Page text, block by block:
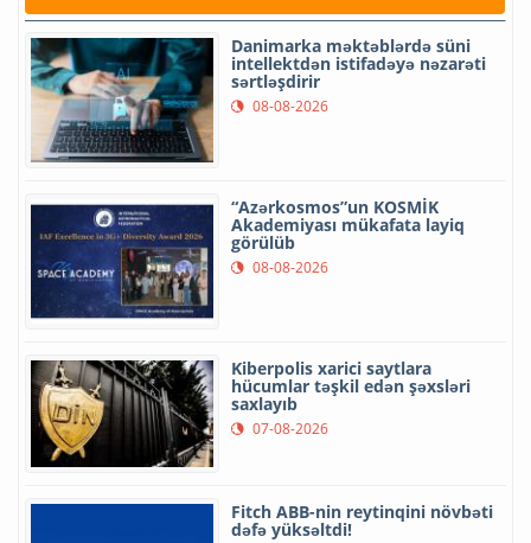
Danimarka məktəblərdə süni
intellektdən istifadəyə nəzarəti
sərtləşdirir
08-08-2026
“Azərkosmos”un KOSMİK
Akademiyası mükafata layiq
görülüb
08-08-2026
Kiberpolis xarici saytlara
hücumlar təşkil edən şəxsləri
saxlayıb
07-08-2026
Fitch ABB-nin reytinqini növbəti
dəfə yüksəltdi!